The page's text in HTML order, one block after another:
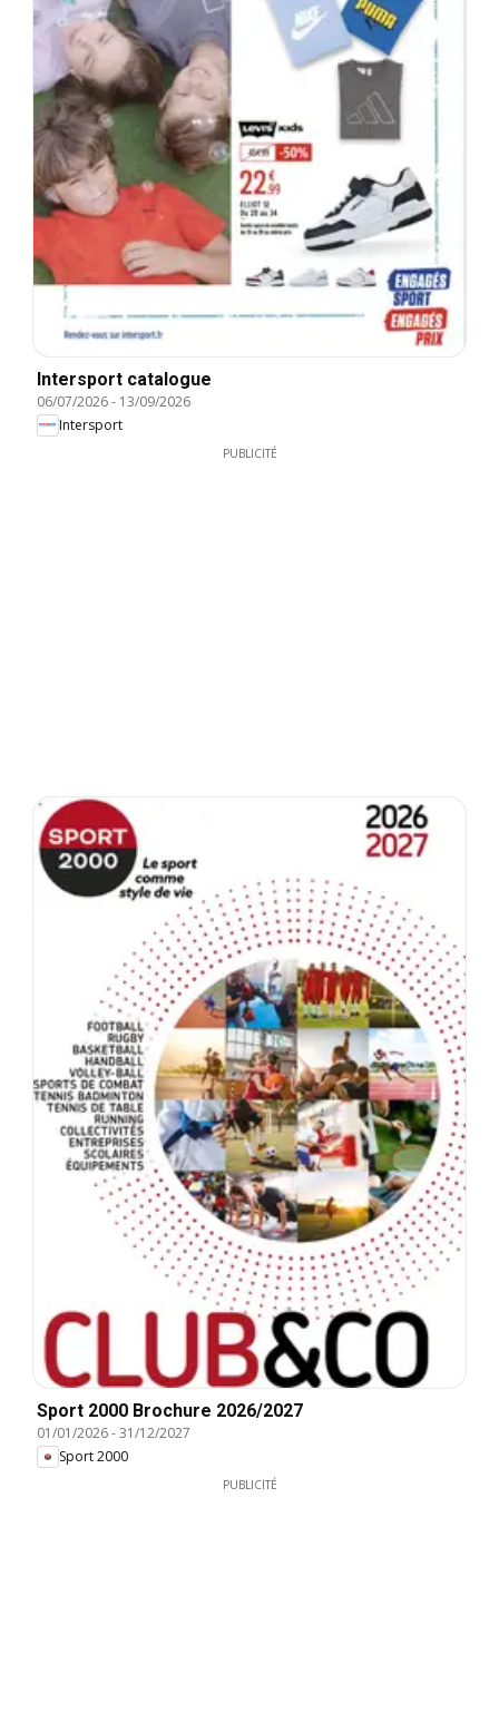
Intersport catalogue
06/07/2026- 13/09/2026
Intersport
PUBLICITÉ
Sport 2000 Brochure 2026/2027
01/01/2026-31/12/2027
Sport 2000
PUBLICITÉ